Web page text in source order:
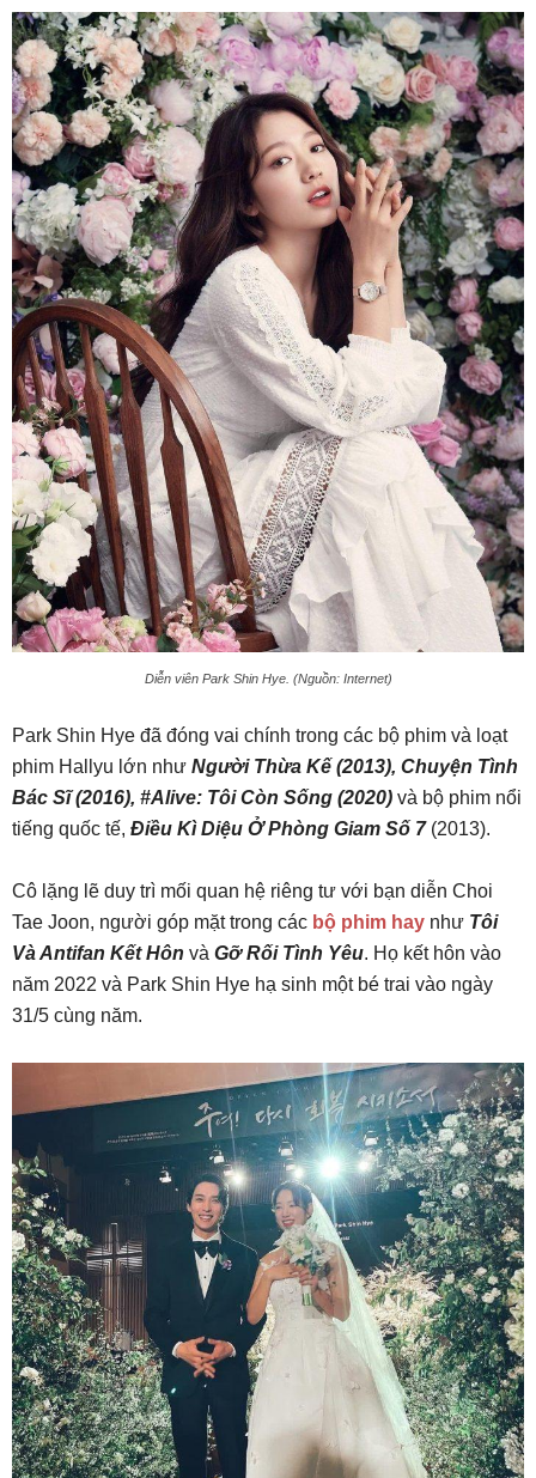
Diễn viên Park Shin Hye. (Nguồn: Internet)
Park Shin Hye đã đóng vai chính trong các bộ phim và loạt
phim Hallyu lớn như Người Thừa Kế (2013), Chuyện Tình
Bác Sĩ (2016), #Alive: Tôi Còn Sống (2020) và bộ phim nổi
tiếng quốc tế, Điều Kì Diệu Ở Phòng Giam Số 7(2013).
Cô lặng lẽ duy trì mối quan hệ riêng tư với bạn diễn Choi
Tae Joon, người góp mặt trong các bộ phim hay như Tôi
Và Antifan Kết Hôn và Gỡ Rối Tình Yêu. Họ kết hôn vào
năm 2022 và Park Shin Hye hạ sinh một bé trai vào ngày
31/5 cùng năm.